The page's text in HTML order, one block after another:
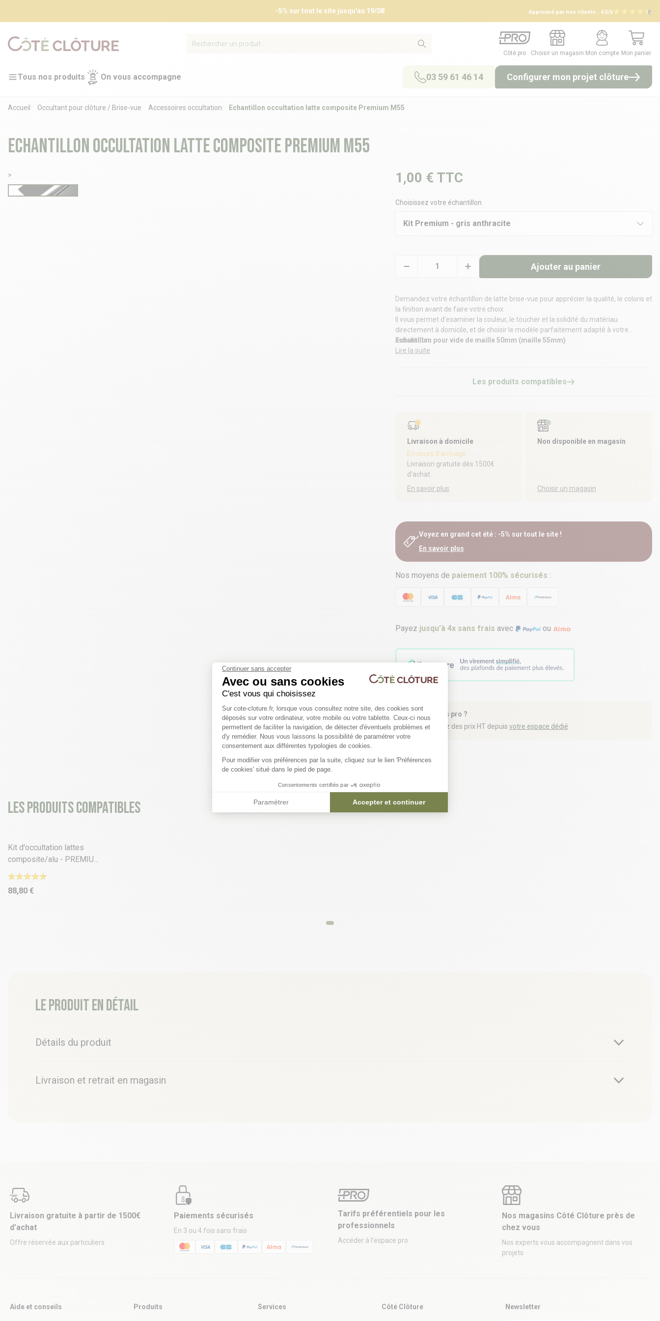
-5% sur tout le site jusqu'au 19/08 Approuvé par nos clients : 4.5/5
Côté pro
Côté pro
Choisir un magasin
Choisir un magasin
Mon compte
Mon compte
Mon panier
Mon panier
Tous nos produits On vous accompagne 03 59 61 46 14 Configurer mon projet clôture
Accueil Occultant pour clôture / Brise-vue Accessoires occultation Echantillon occultation latte composite Premium M55
Echantillon occultation latte composite Premium M55
> 1,00 € TTC
Choisissez votre échantillon
Kit Premium - gris anthracite
Ajouter au panier
Demandez votre échantillon de latte brise-vue pour apprécier la qualité, le coloris et
la finition avant de faire votre choix.
Il vous permet d’examiner la couleur, le toucher et la solidité du matériau
directement à domicile, et de choisir le modèle parfaitement adapté à votre
installation.
Echantillon pour vide de maille 50mm (maille 55mm)
Lire la suite
Les produits compatibles
Livraison à domicile
En cours d'arrivage
Livraison gratuite dès 1500€
d’achat.
En savoir plus
Non disponible en magasin
Choisir un magasin
Voyez en grand cet été : -5% sur tout le site !
En savoir plus
Nos moyens de paiement 100% sécurisés :
Payez jusqu’à 4x sans frais avec ou
Vous êtes pro ?
Bénéficiez des prix HT depuis votre espace dédié
Les produits compatibles
Kit d'occultation lattes
composite/alu - PREMIUM
M55
88,80 €
Le produit en détail
Détails du produit
Livraison et retrait en magasin
Livraison gratuite à partir de 1500€
d’achat
Offre réservée aux particuliers
Paiements sécurisés
En 3 ou 4 fois sans frais
Tarifs préférentiels pour les
professionnels
Accéder à l’espace pro
Nos magasins Côté Clôture près de
chez vous
Nos experts vous accompagnent dans vos
projets
Aide et conseils Produits Services Côté Clôture Newsletter
Continuer sans accepter
Avec ou sans cookies
C'est vous qui choisissez
Plateforme de Gestion du Consentement : Personnalisez vos Options
Sur cote-cloture.fr, lorsque vous consultez notre site, des cookies sont
déposés sur votre ordinateur, votre mobile ou votre tablette. Ceux-ci nous
permettent de faciliter la navigation, de détecter d'éventuels problèmes et
d'y remédier. Nous vous laissons la possibilité de paramétrer votre
consentement aux différentes typologies de cookies.
Pour modifier vos préférences par la suite, cliquez sur le lien 'Préférences
de cookies' situé dans le pied de page.
Consentements certifiés par
Paramétrer Accepter et continuer
Axeptio consent